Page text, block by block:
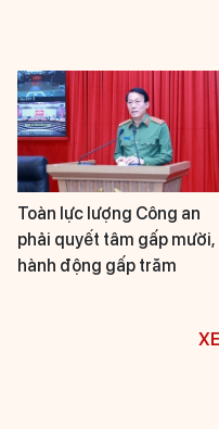
Toàn lực lượng Công an
phải quyết tâm gấp mười,
hành động gấp trăm